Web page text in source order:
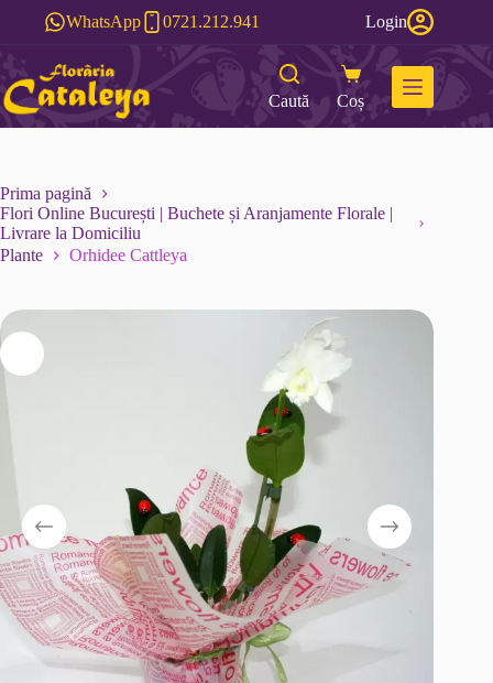
WhatsApp 0721.212.941 Login
Caută Coș
Prima pagină
Flori Online București | Buchete și Aranjamente Florale |
Livrare la Domiciliu
Plante
Orhidee Cattleya